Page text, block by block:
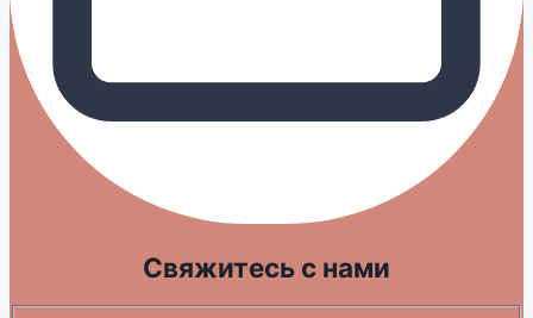
Свяжитесь с нами